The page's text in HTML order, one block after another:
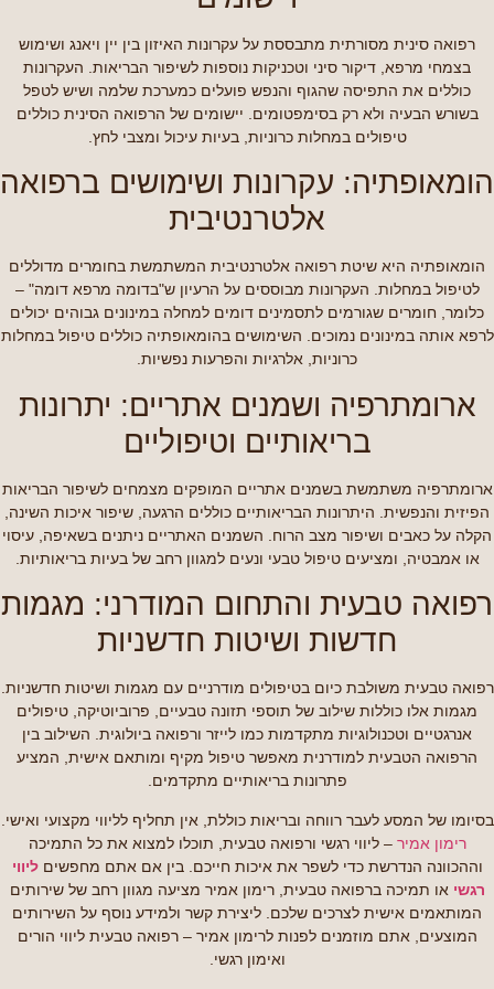
רפואה סינית מסורתית מתבססת על עקרונות האיזון בין יין ויאנג ושימוש
בצמחי מרפא, דיקור סיני וטכניקות נוספות לשיפור הבריאות. העקרונות
כוללים את התפיסה שהגוף והנפש פועלים כמערכת שלמה ושיש לטפל
בשורש הבעיה ולא רק בסימפטומים. יישומים של הרפואה הסינית כוללים
טיפולים במחלות כרוניות, בעיות עיכול ומצבי לחץ.
הומאופתיה: עקרונות ושימושים ברפואה
אלטרנטיבית
הומאופתיה היא שיטת רפואה אלטרנטיבית המשתמשת בחומרים מדוללים
לטיפול במחלות. העקרונות מבוססים על הרעיון ש"בדומה מרפא דומה" –
כלומר, חומרים שגורמים לתסמינים דומים למחלה במינונים גבוהים יכולים
לרפא אותה במינונים נמוכים. השימושים בהומאופתיה כוללים טיפול במחלות
כרוניות, אלרגיות והפרעות נפשיות.
ארומתרפיה ושמנים אתריים: יתרונות
בריאותיים וטיפוליים
ארומתרפיה משתמשת בשמנים אתריים המופקים מצמחים לשיפור הבריאות
הפיזית והנפשית. היתרונות הבריאותיים כוללים הרגעה, שיפור איכות השינה,
הקלה על כאבים ושיפור מצב הרוח. השמנים האתריים ניתנים בשאיפה, עיסוי
או אמבטיה, ומציעים טיפול טבעי ונעים למגוון רחב של בעיות בריאותיות.
רפואה טבעית והתחום המודרני: מגמות
חדשות ושיטות חדשניות
רפואה טבעית משולבת כיום בטיפולים מודרניים עם מגמות ושיטות חדשניות.
מגמות אלו כוללות שילוב של תוספי תזונה טבעיים, פרוביוטיקה, טיפולים
אנרגטיים וטכנולוגיות מתקדמות כמו לייזר ורפואה ביולוגית. השילוב בין
הרפואה הטבעית למודרנית מאפשר טיפול מקיף ומותאם אישית, המציע
פתרונות בריאותיים מתקדמים.
בסיומו של המסע לעבר רווחה ובריאות כוללת, אין תחליף לליווי מקצועי ואישי.
רימון אמיר – ליווי רגשי ורפואה טבעית, תוכלו למצוא את כל התמיכה
וההכוונה הנדרשת כדי לשפר את איכות חייכם. בין אם אתם מחפשיםליווי
רגשי או תמיכה ברפואה טבעית, רימון אמיר מציעה מגוון רחב של שירותים
המותאמים אישית לצרכים שלכם. ליצירת קשר ולמידע נוסף על השירותים
המוצעים, אתם מוזמנים לפנות לרימון אמיר – רפואה טבעית ליווי הורים
ואימון רגשי.